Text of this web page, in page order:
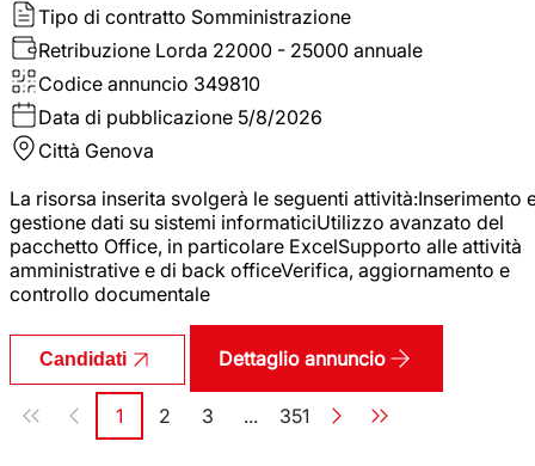
Tipo di contratto Somministrazione
Retribuzione Lorda 22000 - 25000 annuale
Codice annuncio 349810
Data di pubblicazione 5/8/2026
Città Genova
La risorsa inserita svolgerà le seguenti attività:Inserimento
gestione dati su sistemi informaticiUtilizzo avanzato del
pacchetto Office, in particolare ExcelSupporto alle attività
amministrative e di back officeVerifica, aggiornamento e
controllo documentale
Candidati Dettaglio annuncio
Paginazione
Pagina
1 Pagina
2 Pagina
3 ... Pagina
351